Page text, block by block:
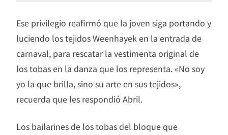
Ese privilegio reafirmó que la joven siga portando y
luciendo los tejidos Weenhayek en la entrada de
carnaval, para rescatar la vestimenta original de
los tobas en la danza que los representa. «No soy
yo la que brilla, sino su arte en sus tejidos»,
recuerda que les respondió Abril.
Los bailarines de los tobas del bloque que